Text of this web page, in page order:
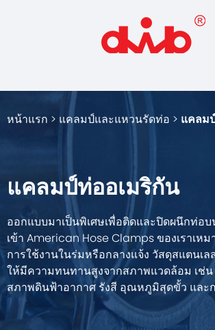
หน้าแรก > แคลมป์และแหวนรัดท่อ > แคลม
แคลมป์ท่ออเมริกัน
ออกแบบมาเป็นพิเศษเพื่อติดและปิดผนึกท่อ
เข้า American Hose Clamps ของเราเหม
การใช้งานในร่มหรือกลางแจ้ง วัสดุสแตนเ
ให้มีความทนทานสูงจากสภาพแวดล้อม เช่
สภาพดินฟ้าอากาศ รังสี อุณหภูมิสุดขั้ว และ